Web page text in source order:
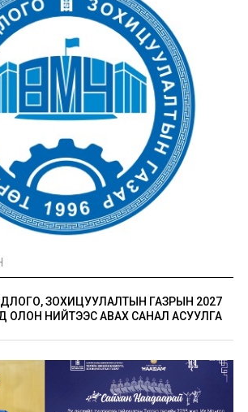
ЗОХИЦУУЛАЛТЫН ГАЗРЫН 2027
ОЛОН НИЙТЭЭС АВАХ САНАЛ АСУУЛГА